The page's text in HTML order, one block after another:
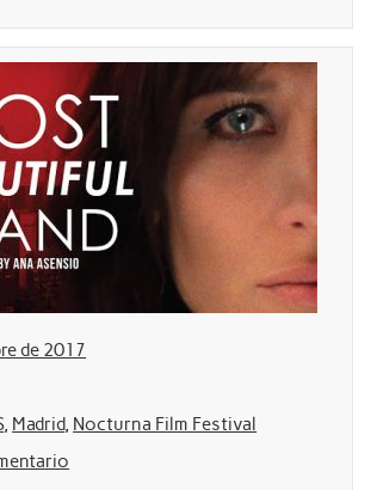
de 2017
, Madrid, Nocturna Film Festival